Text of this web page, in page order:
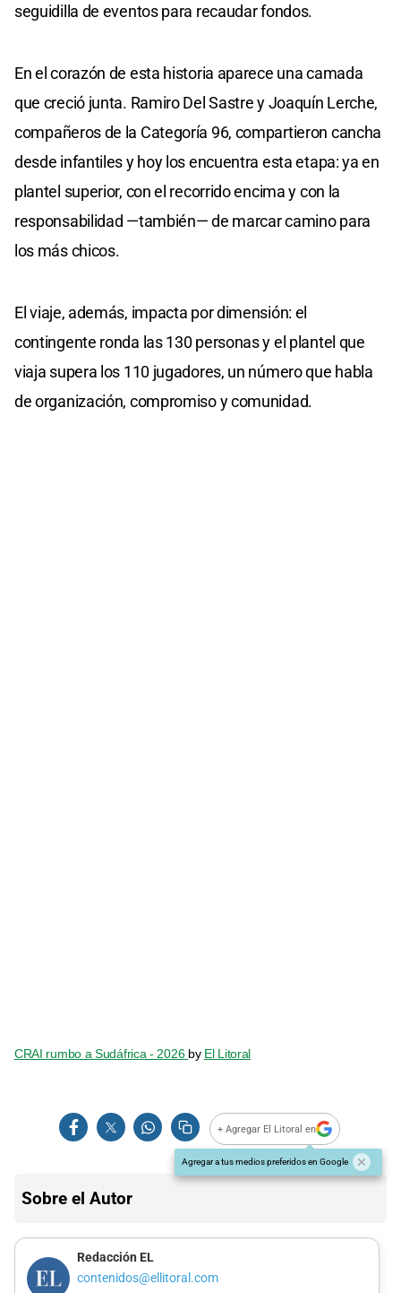
seguidilla de eventos para recaudar fondos.
En el corazón de esta historia aparece una camada
que creció junta. Ramiro Del Sastre y Joaquín Lerche,
compañeros de la Categoría 96, compartieron cancha
desde infantiles y hoy los encuentra esta etapa: ya en
plantel superior, con el recorrido encima y con la
responsabilidad —también— de marcar camino para
los más chicos.
El viaje, además, impacta por dimensión: el
contingente ronda las 130 personas y el plantel que
viaja supera los 110 jugadores, un número que habla
de organización, compromiso y comunidad.
CRAI rumbo a Sudáfrica - 2026 by El Litoral
+ Agregar El Litoral en
Agregar a tus medios preferidos en Google
Sobre el Autor
Redacción EL
contenidos@ellitoral.com